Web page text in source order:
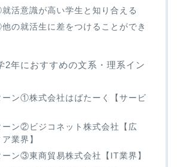
活意識が高い学生と知り合える
の就活生に差をつけることができ
2年におすすめの文系・理系イン
ーン①株式会社はばたーく【サービ
ーン②ビジコネット株式会社【広
業界】
ーン③東商貿易株式会社【IT業界】